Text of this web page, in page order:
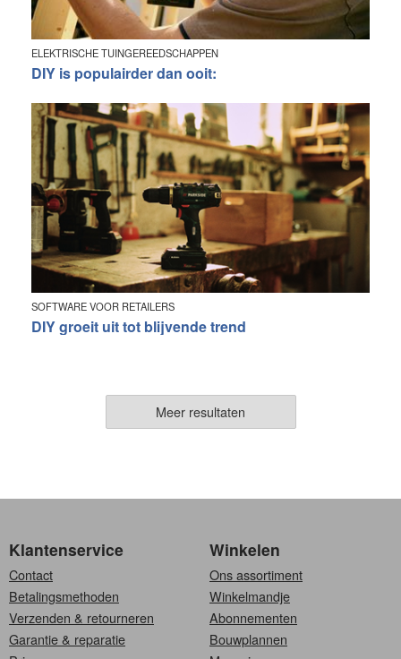
ELEKTRISCHE TUINGEREEDSCHAPPEN
DIY is populairder dan ooit:
SOFTWARE VOOR RETAILERS
DIY groeit uit tot blijvende trend
Meer resultaten
Klantenservice
Contact
Betalingsmethoden
Verzenden & retourneren
Garantie & reparatie
Winkelen
Ons assortiment
Winkelmandje
Abonnementen
Bouwplannen